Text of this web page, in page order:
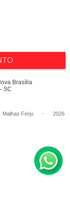
Brasília
SC
Malhas Ferju - 2026